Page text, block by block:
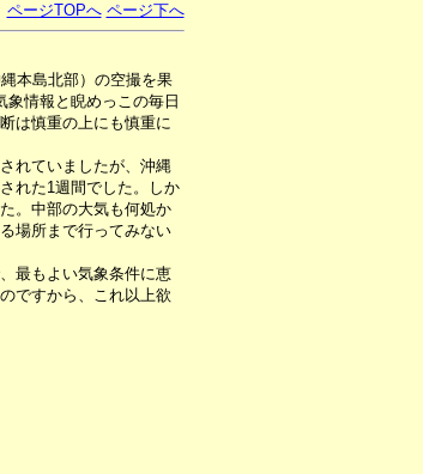
ページTOPへ ページ下へ
本島北部）の空撮を果
情報と睨めっこの毎日
は慎重の上にも慎重に
れていましたが、沖縄
れた1週間でした。しか
。中部の大気も何処か
場所まで行ってみない
最もよい気象条件に恵
ですから、これ以上欲